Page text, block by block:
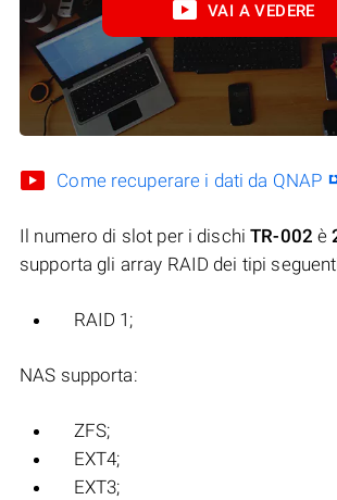
VAI A VEDERE
Come recuperare i dati da QNAP
Il numero di slot per i dischiTR-002 è
supporta gli array RAID dei tipi
RAID 1;
NAS supporta:
ZFS;
EXT4;
EXT3;